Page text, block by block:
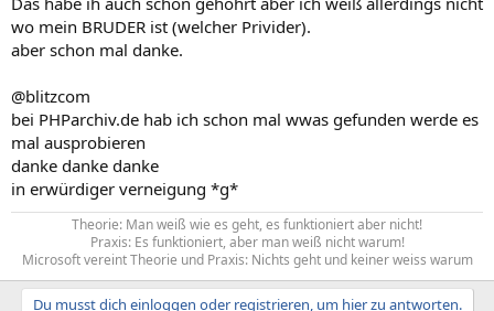
wo mein BRUDER ist (welcher Privider).
aber schon mal danke.
@blitzcom
bei PHParchiv.de hab ich schon mal wwas gefunden werde es
mal ausprobieren
danke danke danke
in erwürdiger verneigung *g*
Theorie: Man weiß wie es geht, es funktioniert aber nicht!
Praxis: Es funktioniert, aber man weiß nicht warum!
Microsoft vereint Theorie und Praxis: Nichts geht und keiner weiss warum​
Du musst dich einloggen oder registrieren, um hier zu antworten.